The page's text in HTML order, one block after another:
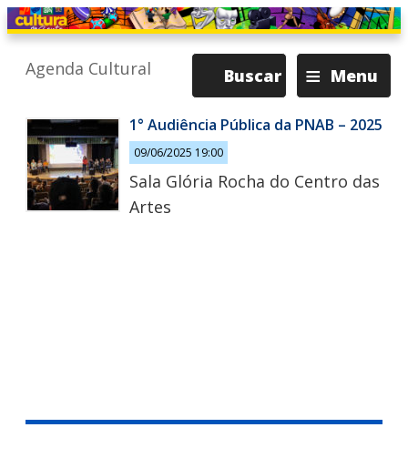
≡ Menu
Buscar
Agenda Cultural
1° Audiência Pública da PNAB – 2025
09/06/2025 19:00
Sala Glória Rocha do Centro das
Artes